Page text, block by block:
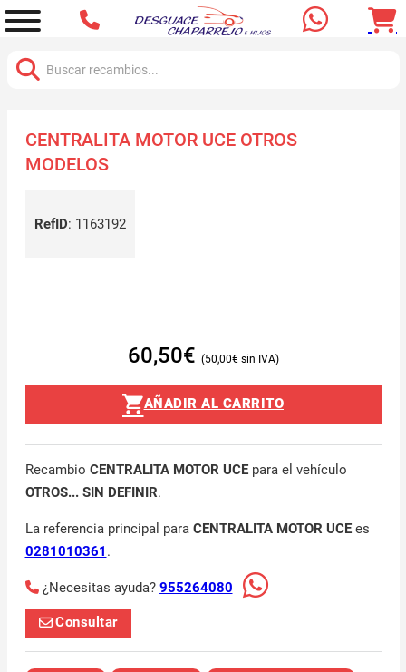
CENTRALITA MOTOR UCE OTROS
MODELOS
RefID: 1163192
60,50€ 50,00€
AÑADIR AL CARRITO
Recambio CENTRALITA MOTOR UCEpara el vehículo
OTROS... SIN DEFINIR.
La referencia principal para CENTRALITA MOTOR UCEes
0281010361 .
¿Necesitas ayuda? 955264080
Consultar